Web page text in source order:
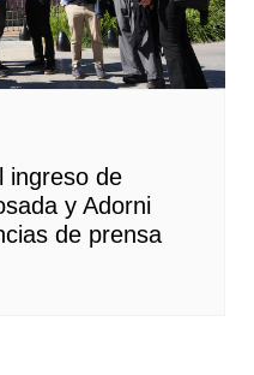
ingreso de
y Adorni
de prensa